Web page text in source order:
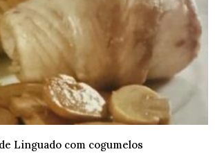
Linguado com cogumelos